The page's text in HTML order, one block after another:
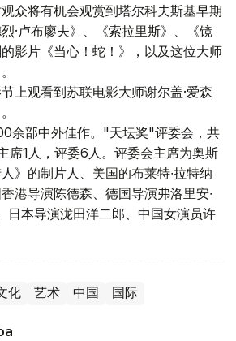
众将有机会观赏到塔尔科夫斯基早期
·卢布廖夫》、《索拉里斯》、《镜
影片《当心！蛇！》，以及这位大师
上观看到苏联电影大师谢尔盖·爱森
余部中外佳作。"天坛奖"评委会，共
席1人，评委6人。评委会主席为奥斯
》的制片人、美国的布莱特∙拉特纳
港导演陈德森、德国导演弗洛里安∙
日本导演泷田洋二郎、中国女演员许
化 艺术 中国 国际